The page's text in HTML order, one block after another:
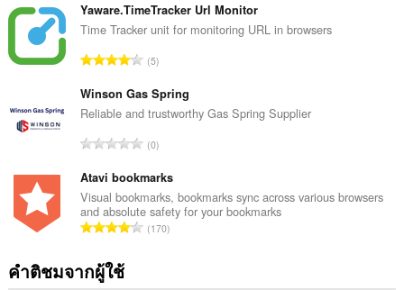
น
น
ร
ว
ม
ทั้
ห
ด
:
ว
น
ะ
น
น
ร
ว
ม
ทั้
ง
ห
Yaware.TimeTracker Url Monitor
Time Tracker unit for monitoring URL in browsers
จำ
ว
น
ะ
น
น
ร
ว
5
Winson Gas Spring
Reliable and trustworthy Gas Spring Supplier
จำ
ว
น
ค
ะ
0
Atavi bookmarks
Visual bookmarks, bookmarks sync across various browsers
and absolute safety for your bookmarks
จำ170
คำติชมจากผู้ใช้